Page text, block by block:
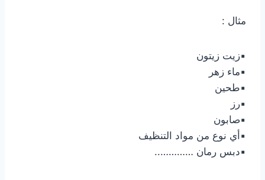
مثال :
▪︎زيت زيتون
▪︎ماء زهر
▪︎طحين
▪︎رز
▪︎صابون
▪︎أي نوع من مواد التنظيف
▪︎دبس رمان …………..